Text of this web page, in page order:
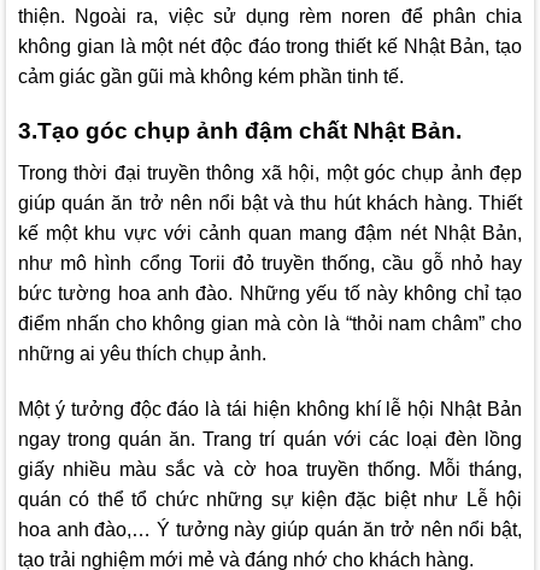
thiện. Ngoài ra, việc sử dụng rèm noren để phân chia
không gian là một nét độc đáo trong thiết kế Nhật Bản, tạo
cảm giác gần gũi mà không kém phần tinh tế.
3.Tạo góc chụp ảnh đậm chất Nhật Bản.
Trong thời đại truyền thông xã hội, một góc chụp ảnh đẹp
giúp quán ăn trở nên nổi bật và thu hút khách hàng. Thiết
kế một khu vực với cảnh quan mang đậm nét Nhật Bản,
như mô hình cổng Torii đỏ truyền thống, cầu gỗ nhỏ hay
bức tường hoa anh đào. Những yếu tố này không chỉ tạo
điểm nhấn cho không gian mà còn là “thỏi nam châm” cho
những ai yêu thích chụp ảnh.
Một ý tưởng độc đáo là tái hiện không khí lễ hội Nhật Bản
ngay trong quán ăn. Trang trí quán với các loại đèn lồng
giấy nhiều màu sắc và cờ hoa truyền thống. Mỗi tháng,
quán có thể tổ chức những sự kiện đặc biệt như Lễ hội
hoa anh đào,… Ý tưởng này giúp quán ăn trở nên nổi bật,
tạo trải nghiệm mới mẻ và đáng nhớ cho khách hàng.